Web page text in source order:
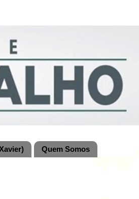
Quem Somos